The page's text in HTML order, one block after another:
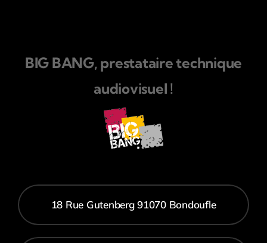
BIG BANG, prestataire technique
audiovisuel !
18 Rue Gutenberg 91070 Bondoufle